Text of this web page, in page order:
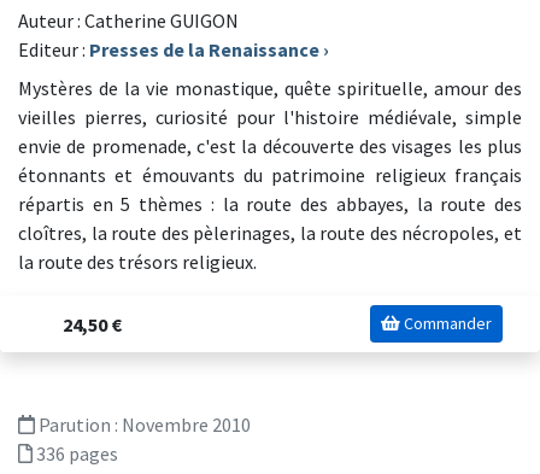
Auteur : Catherine GUIGON
Editeur : Presses de la Renaissance ›
Mystères de la vie monastique, quête spirituelle, amour des
vieilles pierres, curiosité pour l'histoire médiévale, simple
envie de promenade, c'est la découverte des visages les plus
étonnants et émouvants du patrimoine religieux français
répartis en 5 thèmes : la route des abbayes, la route des
cloîtres, la route des pèlerinages, la route des nécropoles, et
la route des trésors religieux.
24,50 € Commander
Parution : Novembre 2010
336 pages